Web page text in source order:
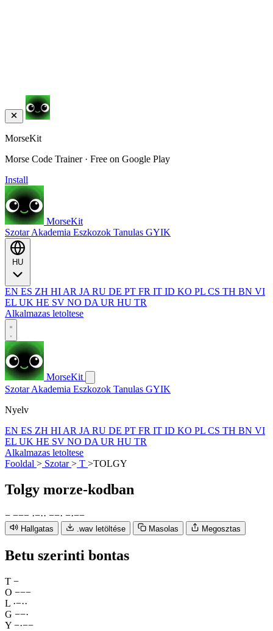
MorseKit
Morse Code Trainer · Free on Google Play
Install
MorseKit
SzotarAkademia Eszkozok Tanulas GYIK
EN ES ZH HI AR JA RU DE PT FR IT ID KO PL CS TH BN VI
EL UK HE SV NO DA UR HU TR
Alkalmazas letoltese
MorseKit
SzotarAkademia Eszkozok Tanulas GYIK
Nyelv
EN ES ZH HI AR JA RU DE PT FR IT ID KO PL CS TH BN VI
EL UK HE SV NO DA UR HU TR
Alkalmazas letoltese
Fooldal > Szotar> T >TOLGY
Tolgy morze-kodban
− −−− ·−·· −−· −·−−
Hallgatas .wav letöltése Masolas Megosztas
Betu szerinti bontas
T −
O −−−
L ·−··
G −−·
Y −·−−